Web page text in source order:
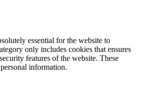
essential for the website to
only includes cookies that ensures
features of the website. These
information.